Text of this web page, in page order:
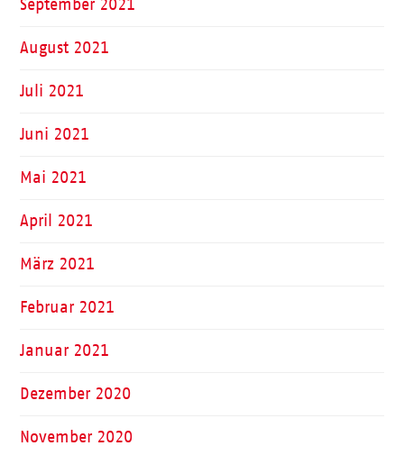
September 2021
August 2021
Juli 2021
Juni 2021
Mai 2021
April 2021
März 2021
Februar 2021
Januar 2021
Dezember 2020
November 2020